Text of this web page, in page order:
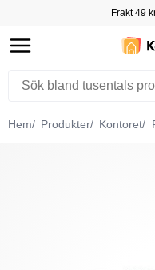
Frakt 49
Hem Produkter Kontoret